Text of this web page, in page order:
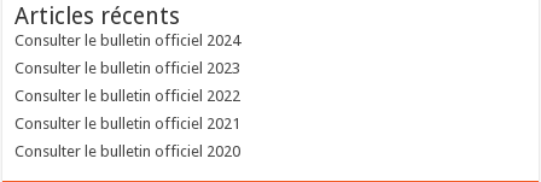
Articles récents
Consulter le bulletin officiel 2024
Consulter le bulletin officiel 2023
Consulter le bulletin officiel 2022
Consulter le bulletin officiel 2021
Consulter le bulletin officiel 2020